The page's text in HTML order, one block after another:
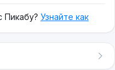
Пикабу? Узнайте как